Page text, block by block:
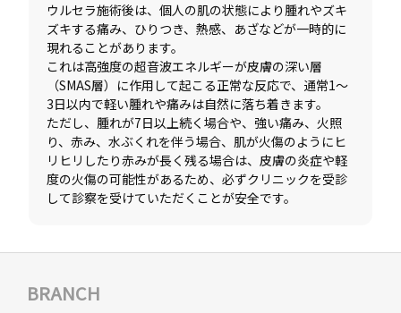
ウルセラ施術後は、個人の肌の状態により腫れやズキ
ズキする痛み、ひりつき、熱感、あざなどが一時的に
現れることがあります。
これは高強度の超音波エネルギーが皮膚の深い層
（SMAS層）に作用して起こる正常な反応で、通常1〜
3日以内で軽い腫れや痛みは自然に落ち着きます。
ただし、腫れが7日以上続く場合や、強い痛み、火照
り、赤み、水ぶくれを伴う場合、肌が火傷のようにヒ
リヒリしたり赤みが長く残る場合は、皮膚の炎症や軽
度の火傷の可能性があるため、必ずクリニックを受診
BRANCH